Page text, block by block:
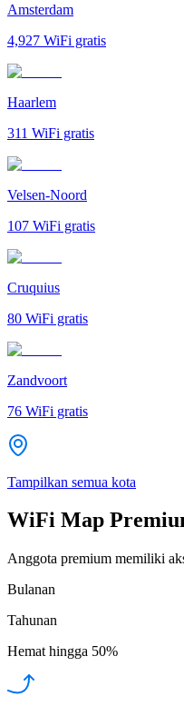
Amsterdam
4,927 WiFi gratis
Haarlem
311 WiFi gratis
Velsen-Noord
107 WiFi gratis
Cruquius
80 WiFi gratis
Zandvoort
76 WiFi gratis
Tampilkan semua kota
WiFi Map
Anggota premium memiliki
Bulanan
Tahunan
Hemat hingga 50%